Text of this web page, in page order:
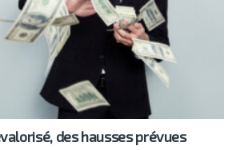
des hausses prévues